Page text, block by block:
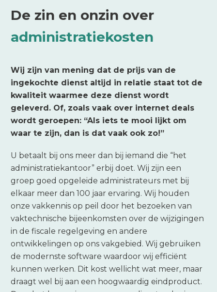
De zin en onzin over
administratiekosten
Wij zijn van mening dat de prijs van de
ingekochte dienst altijd in relatie staat tot de
kwaliteit waarmee deze dienst wordt
geleverd. Of, zoals vaak over internet deals
wordt geroepen: “Als iets te mooi lijkt om
waar te zijn, dan is dat vaak ook zo!”
U betaalt bij ons meer dan bij iemand die “het
administratiekantoor” erbij doet. Wij zijn een
groep goed opgeleide administrateurs met bij
elkaar meer dan 100 jaar ervaring. Wij houden
onze vakkennis op peil door het bezoeken van
vaktechnische bijeenkomsten over de wijzigingen
in de fiscale regelgeving en andere
ontwikkelingen op ons vakgebied. Wij gebruiken
de modernste software waardoor wij efficiënt
kunnen werken. Dit kost wellicht wat meer, maar
draagt wel bij aan een hoogwaardig eindproduct.